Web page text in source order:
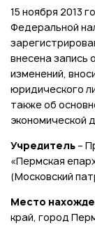
15 ноября 2013
Федеральной
внесена запись
изменений,
юридического
также об
экономической
Учредитель–
«Пермская
(Московский
Место
край, город